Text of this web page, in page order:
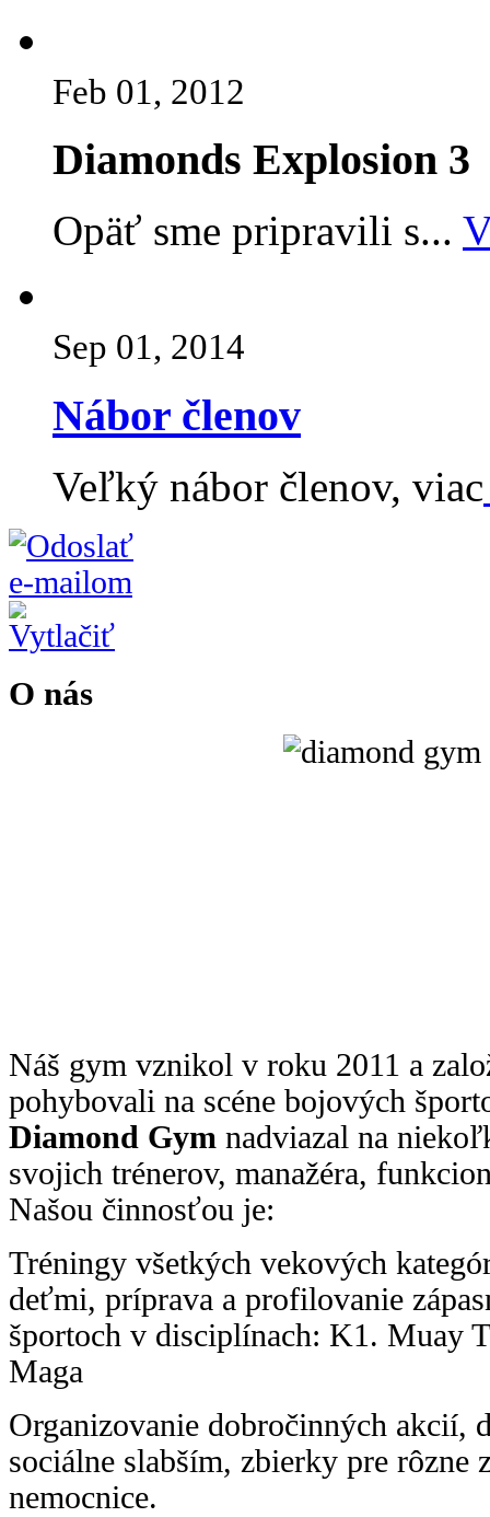
Feb 01, 2012
Diamonds Explosion 3
Opäť sme pripravili s...
Sep 01, 2014
Nábor členov
Veľký nábor členov, viac
O nás
Náš gym vznikol v roku 2011 a
pohybovali na scéne bojových
Diamond Gym nadviazal na
svojich trénerov, manažéra,
Našou činnosťou je:
Tréningy všetkých vekových
deťmi, príprava a profilovanie
športoch v disciplínach: K1. Muay
Maga
Organizovanie dobročinných akcií,
sociálne slabším, zbierky pre rôzne
nemocnice.